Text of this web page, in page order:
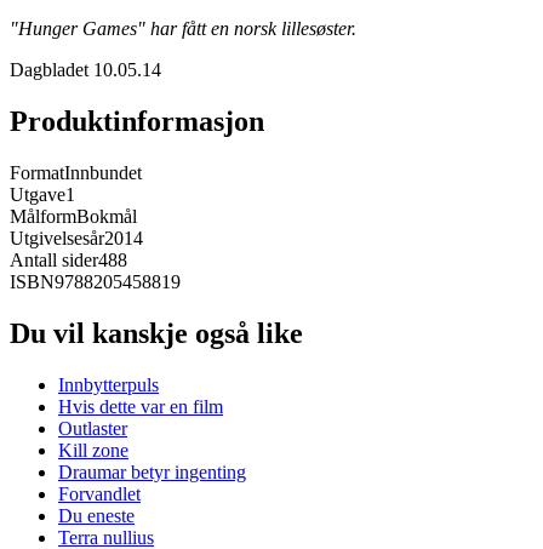
"Hunger Games" har fått en norsk lillesøster.
Dagbladet 10.05.14
Produktinformasjon
FormatInnbundet
Utgave1
MålformBokmål
Utgivelsesår2014
Antall sider488
ISBN9788205458819
Du vil kanskje også like
Innbytterpuls
Hvis dette var en film
Outlaster
Kill zone
Draumar betyr ingenting
Forvandlet
Du eneste
Terra nullius